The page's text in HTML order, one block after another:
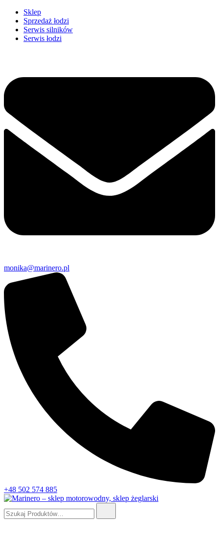
Przejdź
treści
Sklep
Sprzedaż łodzi
Serwis silników
Serwis łodzi
monika@marinero.pl
+48 502 574 885
Marinero – sklep motorowodny, sklep żeglarski
Sklep motorowodny, Sklep żeglarski, części do silników,